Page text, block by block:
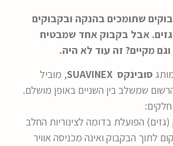
שתומכים בהנקה ובקבוקים
אבל בקבוק אחד שמבטיח
מקיים? זה עוד לא היה.
סובינקס SUAVINEX
, מוביל
שמשלב בין השניים באופן מושלם.
הפועלת בדומה לצינוריות החלב
לתוך הבקבוק ואינה מכניסה אוויר